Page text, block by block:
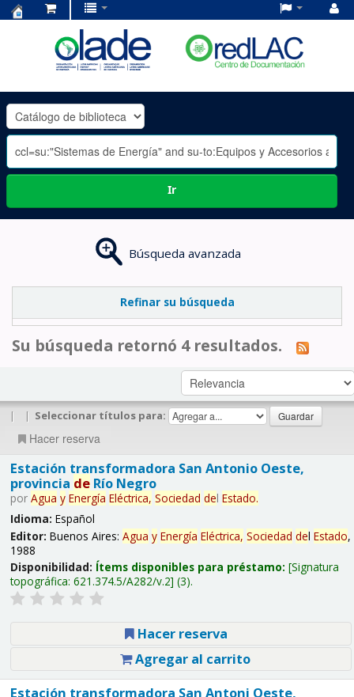
OLADE
-
Ir
Búsqueda avanzada
Refinar su búsqueda
Su búsqueda retornó 4 resultados.
| | Seleccionar títulos para:
Hacer reserva
Estación transformadora San Antonio Oeste,
provincia deRío Negro
por Agua y Energía Eléctrica, Sociedad del Estado.
Idioma: Español
Editor: Buenos Aires: Agua y Energía Eléctrica, Sociedad del Estado,
1988
Disponibilidad: Ítems disponibles para préstamo: Signatura
topográfica: 621.374.5/A282/v.2 (3).
Hacer reserva
Agregar al carrito
Estación transformadora San Antoni Oeste,